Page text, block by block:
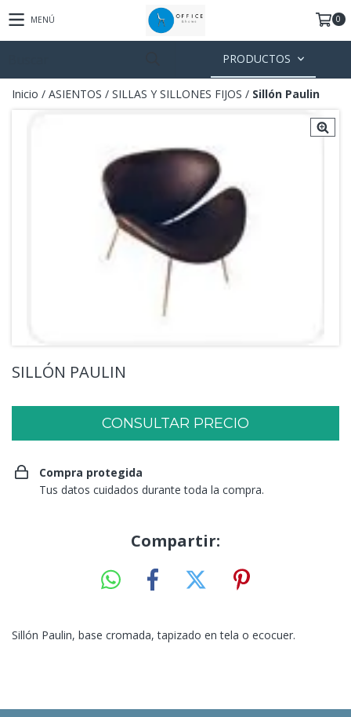
MENÚ 0
PRODUCTOS
Inicio / ASIENTOS / SILLAS Y SILLONES FIJOS / Sillón Paulin
SILLÓN PAULIN
Compra protegida
Tus datos cuidados durante toda la compra.
Compartir:
Sillón Paulin, base cromada, tapizado en tela o ecocuer.